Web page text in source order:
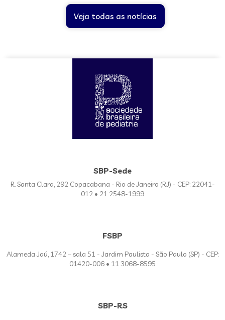
Veja todas as notícias
SBP-Sede
R. Santa Clara, 292 Copacabana - Rio de Janeiro (RJ) - CEP: 22041-
012 • 21 2548-1999
FSBP
Alameda Jaú, 1742 – sala 51 - Jardim Paulista - São Paulo (SP) - CEP:
01420-006 • 11 3068-8595
SBP-RS